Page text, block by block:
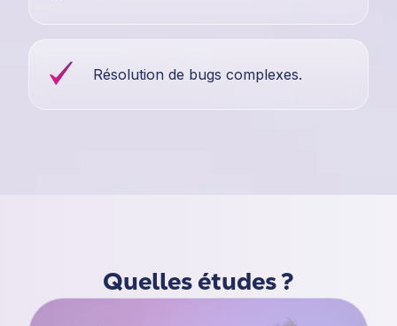
Résolution de bugs complexes.
Quelles études ?